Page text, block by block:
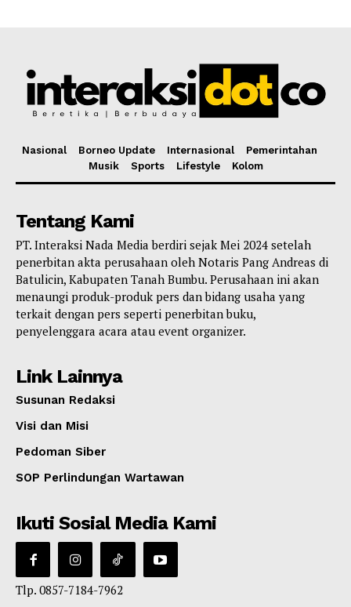
Nasional Borneo Update Internasional
Pemerintahan
Musik
Sports Lifestyle Kolom
Tentang Kami
PT. Interaksi Nada Media berdiri sejak Mei 2024 setelah
penerbitan akta perusahaan oleh Notaris Pang Andreas di
Batulicin, Kabupaten Tanah Bumbu. Perusahaan ini akan
menaungi produk-produk pers dan bidang usaha yang
terkait dengan pers seperti penerbitan buku,
penyelenggara acara atau event organizer.
Link Lainnya
Susunan Redaksi
Visi dan Misi
Pedoman Siber
SOP Perlindungan Wartawan
Ikuti Sosial Media Kami
Tlp. 0857-7184-7962